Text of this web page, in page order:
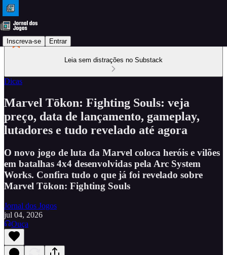
Inscreva-se Entrar
Leia sem distrações no Substack
Dicas
Marvel Tōkon: Fighting Souls: veja
preço, data de lançamento, gameplay,
lutadores e tudo revelado até agora
O novo jogo de luta da Marvel coloca heróis e vilões
em batalhas 4x4 desenvolvidas pela Arc System
Works. Confira tudo o que já foi revelado sobre
Marvel Tōkon: Fighting Souls
Jornal dos Jogos
jul 04, 2026
Ouça